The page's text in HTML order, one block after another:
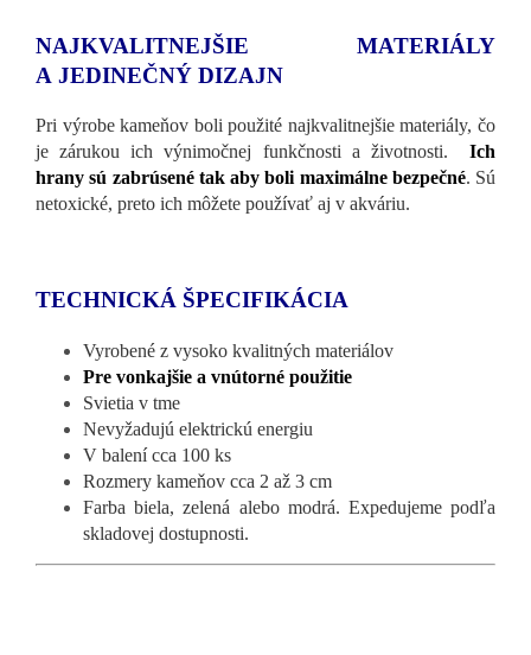
NAJKVALITNEJŠIE MATERIÁLY
A JEDINEČNÝ DIZAJN
Pri výrobe kameňov boli použité najkvalitnejšie materiály, čo
je zárukou ich výnimočnej funkčnosti a životnosti. Ich
hrany sú zabrúsené tak aby boli maximálne bezpečné. Sú
netoxické, preto ich môžete používať aj v akváriu.
TECHNICKÁ ŠPECIFIKÁCIA
Vyrobené z vysoko kvalitných materiálov
Pre vonkajšie a vnútorné použitie
Svietia v tme
Nevyžadujú elektrickú energiu
V balení cca 100 ks
Rozmery kameňov cca 2 až 3 cm
Farba biela, zelená alebo modrá. Expedujeme podľa
skladovej dostupnosti.